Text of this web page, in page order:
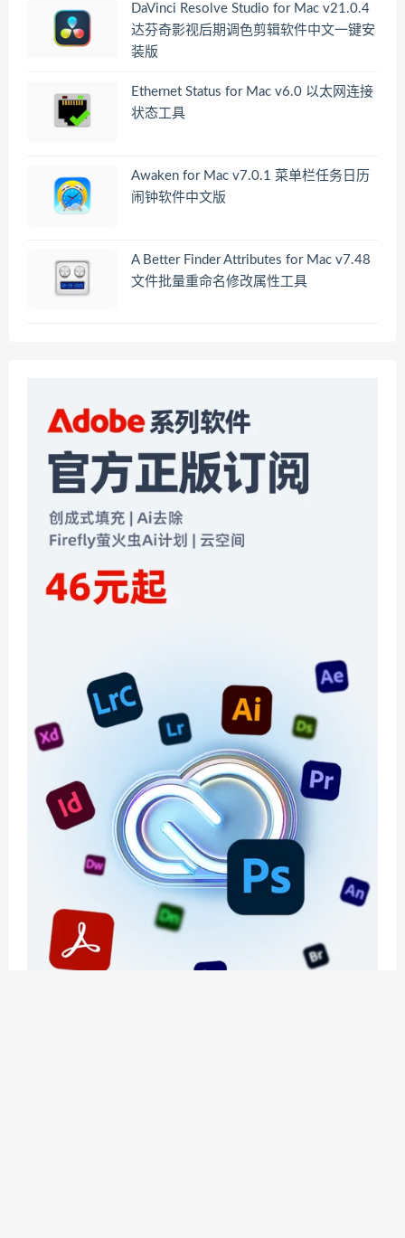
DaVinci Resolve Studio for Mac v21.0.4
达芬奇影视后期调色剪辑软件中文一键安
装版
Ethernet Status for Mac v6.0 以太网连接
状态工具
Awaken for Mac v7.0.1 菜单栏任务日历
闹钟软件中文版
A Better Finder Attributes for Mac v7.48
文件批量重命名修改属性工具